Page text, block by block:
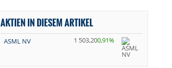
AKTIEN IN DIESEM ARTIKEL
ASML NV 1 503,200,91%